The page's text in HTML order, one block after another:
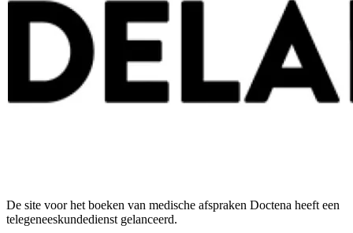
De site voor het boeken van medische afspraken Doctena heeft een
telegeneeskundedienst gelanceerd.